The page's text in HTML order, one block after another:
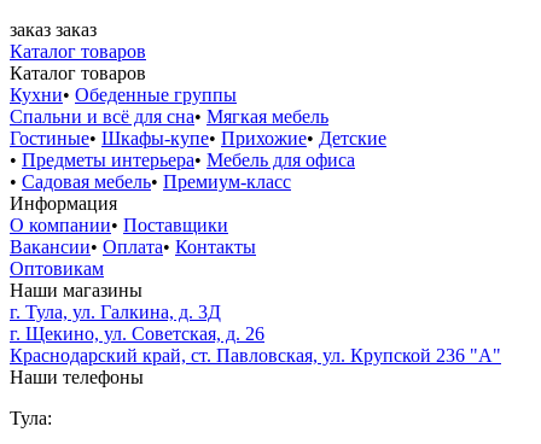
заказ заказ
Каталог товаров
Каталог товаров
Кухни• Обеденные группы
Спальни и всё для сна• Мягкая мебель
Гостиные• Шкафы-купе• Прихожие• Детские
• Предметы интерьера• Мебель для офиса
• Садовая мебель• Премиум-класс
Информация
О компании• Поставщики
Вакансии• Оплата• Контакты
Оптовикам
Наши магазины
г. Тула, ул. Галкина, д. 3Д
г. Щекино, ул. Советская, д. 26
Краснодарский край, ст. Павловская, ул. Крупской 236 "А"
Наши телефоны
Тула: